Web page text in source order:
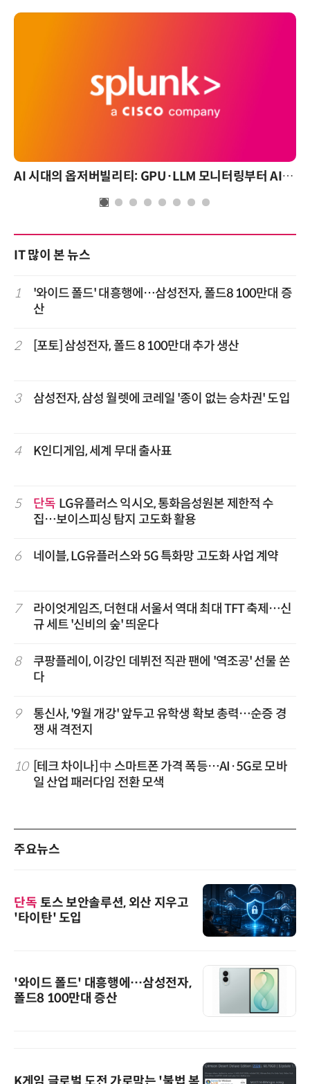
AI 시대의 옵저버빌리티: GPU·LLM 모니터링부터 AI 기반 장애 대응까지
IT 많이 본 뉴스
1
'와이드 폴드' 대흥행에…삼성전자, 폴드8 100만대 증
산
2 [포토] 삼성전자, 폴드 8 100만대 추가 생산
3 삼성전자, 삼성 월렛에 코레일 '종이 없는 승차권' 도입
4 K인디게임, 세계 무대 출사표
5 단독 LG유플러스 익시오, 통화음성원본 제한적 수
집…보이스피싱 탐지 고도화 활용
6 네이블, LG유플러스와 5G 특화망 고도화 사업 계약
7
라이엇게임즈, 더현대 서울서 역대 최대 TFT 축제…신
규 세트 '신비의 숲' 띄운다
8
쿠팡플레이, 이강인 데뷔전 직관 팬에 '역조공' 선물 쏜
다
9
통신사, '9월 개강' 앞두고 유학생 확보 총력…순증 경
쟁 새 격전지
10
[테크 차이나] 中 스마트폰 가격 폭등…AI·5G로 모바
일 산업 패러다임 전환 모색
주요뉴스
단독 토스 보안솔루션, 외산 지우고
'타이탄' 도입
'와이드 폴드' 대흥행에…삼성전자,
폴드8 100만대 증산